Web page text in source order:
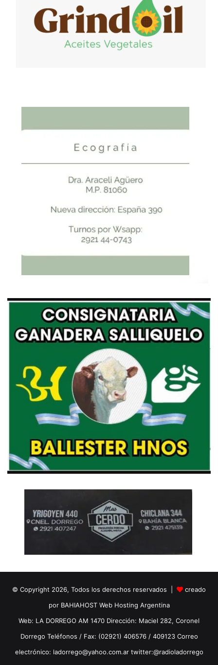
© Copyright 2026, Todos los derechos reservados |
creado
por BAHIAHOST Web Hosting Argentina
Web: LA DORREGO AM 1470 Dirección: Maciel 282, Coronel
Dorrego Teléfonos / Fax: (02921) 406576 / 409123 Correo
electrónico: ladorrego@yahoo.com.ar twitter:@radioladorrego